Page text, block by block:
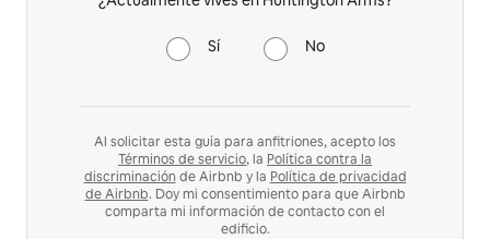
Sí No
Al solicitar esta guía para anfitriones, acepto los
Términos de servicio, la Política contra la
discriminación de Airbnb y la Política de privacidad
de Airbnb. Doy mi consentimiento para que Airbnb
comparta mi información de contacto con el
edificio.